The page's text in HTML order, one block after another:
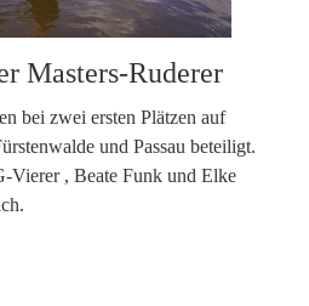
Masters-Ruderer
bei zwei ersten Plätzen auf
und Passau beteiligt.
Vierer , Beate Funk und Elke